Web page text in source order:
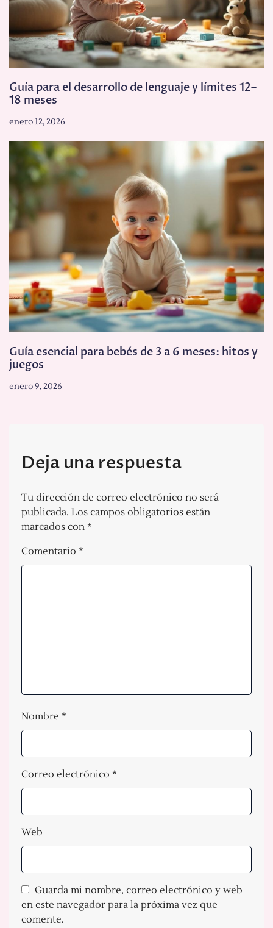
Guía para el desarrollo de lenguaje y límites 12–
18 meses
enero 12, 2026
Guía esencial para bebés de 3 a 6 meses: hitos y
juegos
enero 9, 2026
Deja una respuesta
Tu dirección de correo electrónico no será
publicada. Los campos obligatorios están
marcados con *
Comentario *
Nombre *
Correo electrónico *
Web
Guarda mi nombre, correo electrónico y web
en este navegador para la próxima vez que
comente.